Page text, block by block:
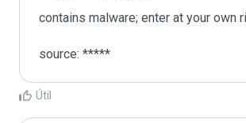
contains malware; enter at your own
source: *****
Útil